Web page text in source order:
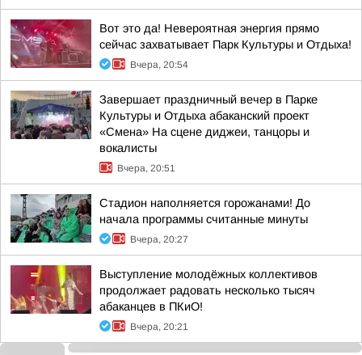
Вот это да! Невероятная энергия прямо
сейчас захватывает Парк Культуры и Отдыха!
Вчера, 20:54
Завершает праздничный вечер в Парке
Культуры и Отдыха абаканский проект
«Смена» На сцене диджеи, танцоры и
вокалисты
Вчера, 20:51
Стадион наполняется горожанами! До
начала программы считанные минуты
Вчера, 20:27
Выступление молодёжных коллективов
продолжает радовать несколько тысяч
абаканцев в ПКиО!
Вчера, 20:21